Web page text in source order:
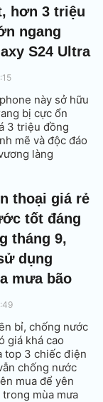
hơn 3 triệu
ngang
S24 Ultra
này sở hữu
bị cực ổn
3 triệu đồng
mẽ và độc đáo
làng
thoại giá rẻ
tốt đáng
tháng 9,
dụng
mưa bão
bỉ, chống nước
giá khá cao
top 3 chiếc điện
chống nước
mua để yên
mùa mưa